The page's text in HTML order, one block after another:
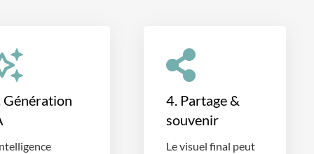
Génération
4. Partage &
souvenir
Le visuel final peut